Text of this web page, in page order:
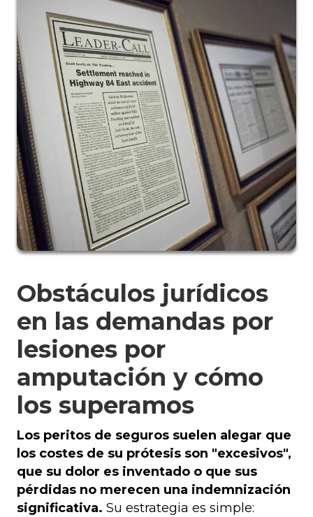
Obstáculos jurídicos
en las demandas por
lesiones por
amputación y cómo
los superamos
Los peritos de seguros suelen alegar que
los costes de su prótesis son "excesivos",
que su dolor es inventado o que sus
pérdidas no merecen una indemnización
significativa. Su estrategia es simple: